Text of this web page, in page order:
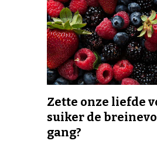
Zette onze liefde
suiker de
gang?